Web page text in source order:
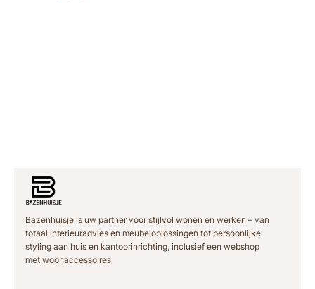
Bazenhuisje is uw partner voor stijlvol wonen en werken – van
totaal interieuradvies en meubeloplossingen tot persoonlijke
styling aan huis en kantoorinrichting, inclusief een webshop
met woonaccessoires